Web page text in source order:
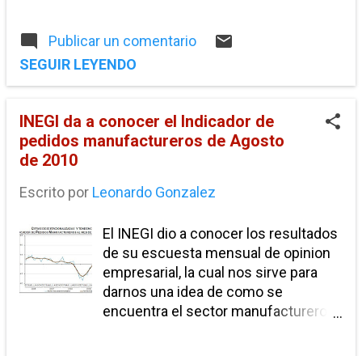
pesos. La deuda que reporta la
Secretaria de Hacienda a Septiembre
de 2010 se desglosa de la siguiente
Publicar un comentario
SEGUIR LEYENDO
INEGI da a conocer el Indicador de
pedidos manufactureros de Agosto
de 2010
Escrito por Leonardo Gonzalez
El INEGI dio a conocer los resultados
de su escuesta mensual de opinion
empresarial, la cual nos sirve para
darnos una idea de como se
encuentra el sector manufacturero